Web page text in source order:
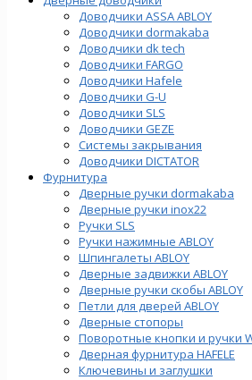
Доводчики ASSA ABLOY
Доводчики dormakaba
Доводчики dk tech
Доводчики FARGO
Доводчики Hafele
Доводчики G-U
Доводчики SLS
Доводчики GEZE
Cистемы закрывания
Доводчики DICTATOR
Фурнитура
Дверные ручки dormakaba
Дверные ручки inox22
Ручки SLS
Ручки нажимные ABLOY
Шпингалеты ABLOY
Дверные задвижки ABLOY
Дверные ручки скобы ABLOY
Петли для дверей ABLOY
Дверные стопоры
Поворотные кнопки и ручки
Дверная фурнитура HAFELE
Ключевины и заглушки